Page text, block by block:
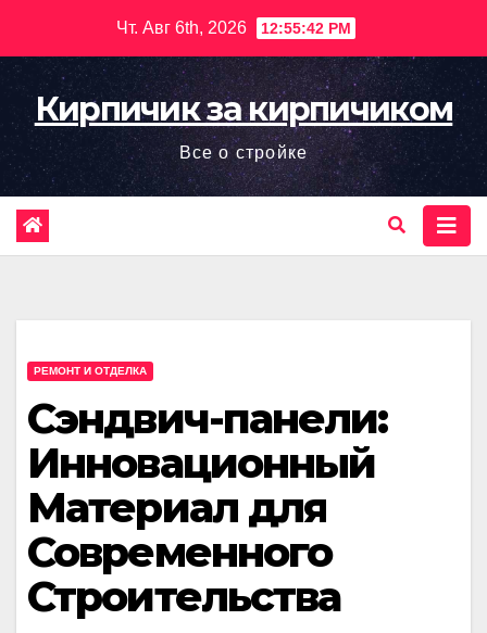
содержимому
Чт. Авг 6th, 2026 12:55:43 PM
Кирпичик за кирпичиком
Все о стройке
РЕМОНТ И ОТДЕЛКА
Сэндвич-панели:
Инновационный
Материал для
Современного
Строительства